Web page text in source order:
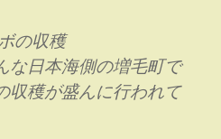
の収穫
な日本海側の増毛町で
収穫が盛んに行われて